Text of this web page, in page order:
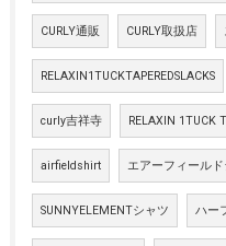
CURLY通販 CURLY取扱店
RELAXIN1TUCKTAPEREDSLACKS
curly吉祥寺 RELAXIN 1TUCK
airfieldshirt エアーフィールド
SUNNYELEMENTシャツ ハー